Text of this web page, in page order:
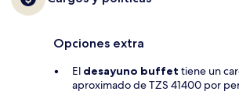
Opciones extra
El desayuno buffet tiene un
aproximado de TZS 41400 por